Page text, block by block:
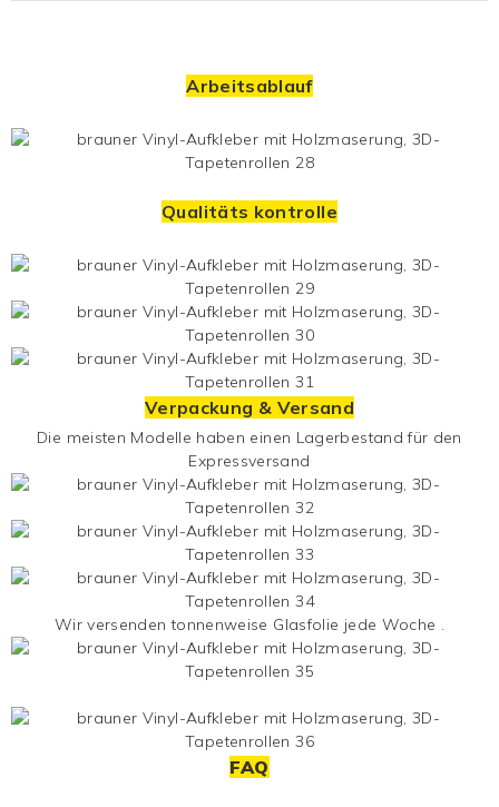
Arbeitsablauf
Qualitäts kontrolle
Verpackung & Versand
Die meisten Modelle haben einen Lagerbestand für den
Expressversand
Wir versenden tonnenweise Glasfolie jede Woche .
FAQ